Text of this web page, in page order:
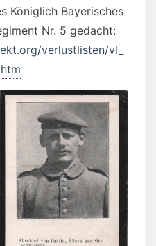
Königlich Bayerisches
Nr. 5 gedacht:
verlustlisten/vl_